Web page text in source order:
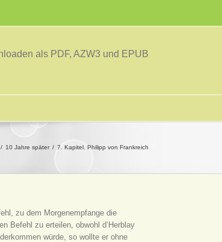
als PDF, AZW3 und EPUB
10 Jahre später 7. Kapitel. Philipp von Frankreich
zu dem Morgenempfange die
Befehl zu erteilen, obwohl d’Herblay
würde, so wollte er ohne